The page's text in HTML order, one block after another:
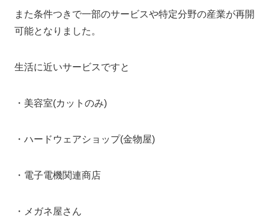
また条件つきで一部のサービスや特定分野の産業が再開
可能となりました。
生活に近いサービスですと
・美容室(カットのみ)
・ハードウェアショップ(金物屋)
・電子電機関連商店
・メガネ屋さん